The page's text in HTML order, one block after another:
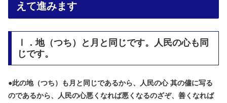
えて進みます
Ⅰ．地（つち）と月と同じです。人民の心も同
じです。
●此の地（つち）も月と同じであるから、人民の心 其の儘に写る
のであるから、人民の心悪くなれば悪くなるのざぞ、善くなれば